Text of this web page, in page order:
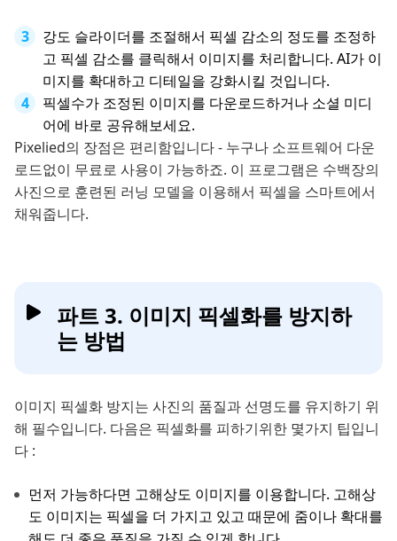
강도 슬라이더를 조절해서 픽셀 감소의 정도를 조정하
고 픽셀 감소를 클릭해서 이미지를 처리합니다. AI가 이
미지를 확대하고 디테일을 강화시킬 것입니다.
픽셀수가 조정된 이미지를 다운로드하거나 소셜 미디
어에 바로 공유해보세요.
Pixelied의 장점은 편리함입니다 - 누구나 소프트웨어 다운
로드없이 무료로 사용이 가능하죠. 이 프로그램은 수백장의
사진으로 훈련된 러닝 모델을 이용해서 픽셀을 스마트에서
채워줍니다.
파트 3. 이미지 픽셀화를 방지하
는 방법
이미지 픽셀화 방지는 사진의 품질과 선명도를 유지하기 위
해 필수입니다. 다음은 픽셀화를 피하기위한 몇가지 팁입니
다 :
먼저 가능하다면 고해상도 이미지를 이용합니다. 고해상
도 이미지는 픽셀을 더 가지고 있고 때문에 줌이나 확대를